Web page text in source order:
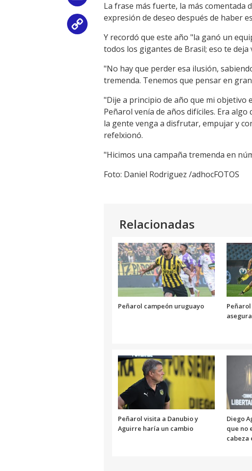
Link
La frase más fuerte, la más comentada
expresión de deseo después de haber
Y recordó que este año "la ganó un
todos los gigantes de Brasil; eso te
"No hay que perder esa ilusión,
tremenda. Tenemos que pensar en
"Dije a principio de año que mi objetivo
Peñarol venía de años difíciles. Era
la gente venga a disfrutar, empujar y
refelxionó.
"Hicimos una campaña tremenda en
Foto: Daniel Rodriguez /adhocFOTOS
Relacionadas
Peñarol campeón uruguayo
Peñarol visita a Danubio y
Aguirre haría un cambio
Diego
que no
cabeza